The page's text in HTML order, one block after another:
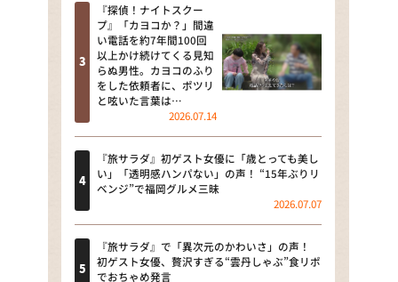
本日はダイアンなり！シーズン２
朝だ！生です旅サラダ
教えて！ニュースライブ 正義の
ミカタ
ＬＩＦＥ～夢のカタチ～
新婚さんいらっしゃい！
ザキ山小屋本館
『探偵！ナイトスクー
プ』「カヨコか？」間違
い電話を約7年間100回
以上かけ続けてくる見知
らぬ男性。カヨコのふり
をした依頼者に、ポツリ
と呟いた言葉は…
2026.07.14
『旅サラダ』初ゲスト女優に「歳とっても美し
い」「透明感ハンパない」の声！ “15年ぶりリ
ベンジ”で福岡グルメ三昧
2026.07.07
『旅サラダ』で「異次元のかわいさ」の声！
初ゲスト女優、贅沢すぎる“雲丹しゃぶ”食リポ
でおちゃめ発言